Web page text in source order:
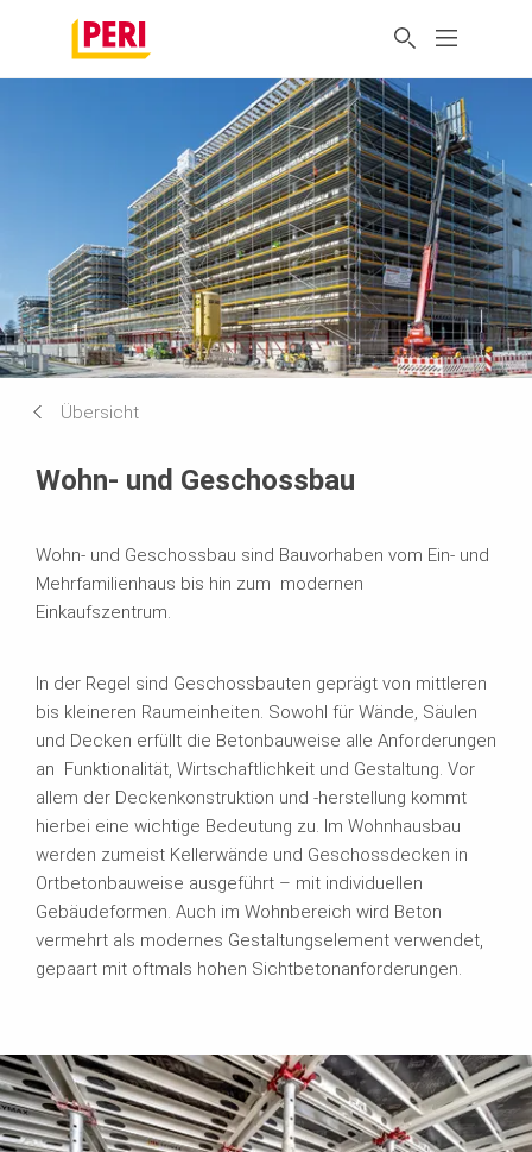
Übersicht
Wohn- und Geschossbau
Wohn- und Geschossbau sind Bauvorhaben vom Ein- und
Mehrfamilienhaus bis hin zum modernen
Einkaufszentrum.
In der Regel sind Geschossbauten geprägt von mittleren
bis kleineren Raumeinheiten. Sowohl für Wände, Säulen
und Decken erfüllt die Betonbauweise alle Anforderungen
an Funktionalität, Wirtschaftlichkeit und Gestaltung. Vor
allem der Deckenkonstruktion und -herstellung kommt
hierbei eine wichtige Bedeutung zu. Im Wohnhausbau
werden zumeist Kellerwände und Geschossdecken in
Ortbetonbauweise ausgeführt – mit individuellen
Gebäudeformen. Auch im Wohnbereich wird Beton
vermehrt als modernes Gestaltungselement verwendet,
gepaart mit oftmals hohen Sichtbetonanforderungen.